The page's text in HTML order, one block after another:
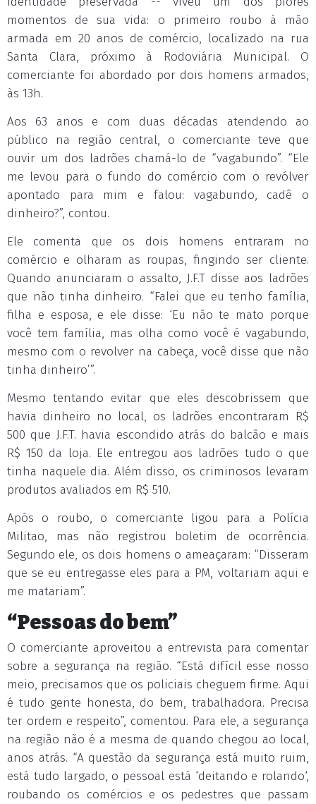
momentos de sua vida: o primeiro roubo à mão
armada em 20 anos de comércio, localizado na rua
Santa Clara, próximo à Rodoviária Municipal. O
comerciante foi abordado por dois homens armados,
às 13h.
Aos 63 anos e com duas décadas atendendo ao
público na região central, o comerciante teve que
ouvir um dos ladrões chamá-lo de “vagabundo”. “Ele
me levou para o fundo do comércio com o revólver
apontado para mim e falou: vagabundo, cadê o
dinheiro?”, contou.
Ele comenta que os dois homens entraram no
comércio e olharam as roupas, fingindo ser cliente.
Quando anunciaram o assalto, J.F.T disse aos ladrões
que não tinha dinheiro. “Falei que eu tenho família,
filha e esposa, e ele disse: ‘Eu não te mato porque
você tem família, mas olha como você é vagabundo,
mesmo com o revolver na cabeça, você disse que não
tinha dinheiro’”.
Mesmo tentando evitar que eles descobrissem que
havia dinheiro no local, os ladrões encontraram R$
500 que J.F.T. havia escondido atrás do balcão e mais
R$ 150 da loja. Ele entregou aos ladrões tudo o que
tinha naquele dia. Além disso, os criminosos levaram
produtos avaliados em R$ 510.
Após o roubo, o comerciante ligou para a Polícia
Militao, mas não registrou boletim de ocorrência.
Segundo ele, os dois homens o ameaçaram: “Disseram
que se eu entregasse eles para a PM, voltariam aqui e
me matariam”.
“Pessoas do bem”
O comerciante aproveitou a entrevista para comentar
sobre a segurança na região. “Está difícil esse nosso
meio, precisamos que os policiais cheguem firme. Aqui
é tudo gente honesta, do bem, trabalhadora. Precisa
ter ordem e respeito”, comentou. Para ele, a segurança
na região não é a mesma de quando chegou ao local,
anos atrás. “A questão da segurança está muito ruim,
está tudo largado, o pessoal está ‘deitando e rolando‘,
roubando os comércios e os pedestres que passam